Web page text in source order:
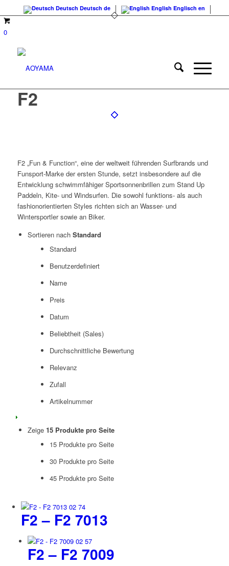
Deutsch Deutsch de English Englisch en
0
F2
F2 „Fun & Function“, eine der weltweit führenden Surfbrands und
Funsport-Marke der ersten Stunde, setzt insbesondere auf die
Entwicklung schwimmfähiger Sportsonnenbrillen zum Stand Up
Paddeln, Kite- und Windsurfen. Die sowohl funktions- als auch
fashionorientierten Styles richten sich an Wasser- und
Wintersportler sowie an Biker.
Sortieren nach Standard
Standard
Benutzerdefiniert
Name
Preis
Datum
Beliebtheit (Sales)
Durchschnittliche Bewertung
Relevanz
Zufall
Artikelnummer
Zeige 15 Produkte pro Seite
15 Produkte pro Seite
30 Produkte pro Seite
45 Produkte pro Seite
F2 – F2 7013
F2 – F2 7009